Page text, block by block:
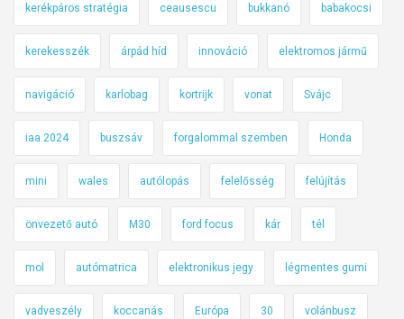
kerékpáros stratégia ceausescu bukkanó babakocsi
kerekesszék árpád híd innováció elektromos jármű
navigáció karlobag kortrijk vonat Svájc
iaa 2024 buszsáv forgalommal szemben Honda
mini wales autólopás felelősség felújítás
önvezető autó M30 ford focus kár tél
mol autómatrica elektronikus jegy légmentes gumi
vadveszély koccanás Európa 30 volánbusz